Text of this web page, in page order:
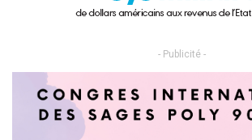
- Publicité -